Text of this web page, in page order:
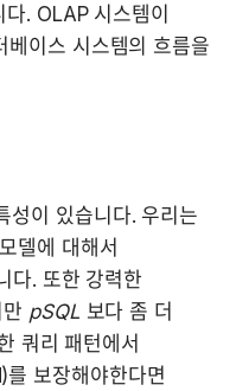
. OLAP 시스템이
베이스 시스템의 흐름을
성이 있습니다. 우리는
다. 또한 강력한
pSQL 보다 좀 더
보장해야한다면